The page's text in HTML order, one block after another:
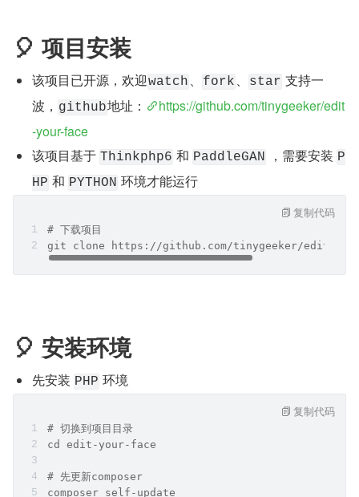
🎈 项目安装
该项目已开源，欢迎watch 、 fork 、 star 支持一
波， github地址：
https://github.com/tinygeeker/edit
-your-face
该项目基于 Thinkphp6 和 PaddleGAN ，需要安装 P
HP 和 PYTHON 环境才能运行
# 下载项目
git clone https://github.com/tinygeeker/edit-
复制代码
🎈 安装环境
先安装 PHP 环境
# 切换到项目目录
cd edit-your-face
# 先更新composer
composer self-update
复制代码